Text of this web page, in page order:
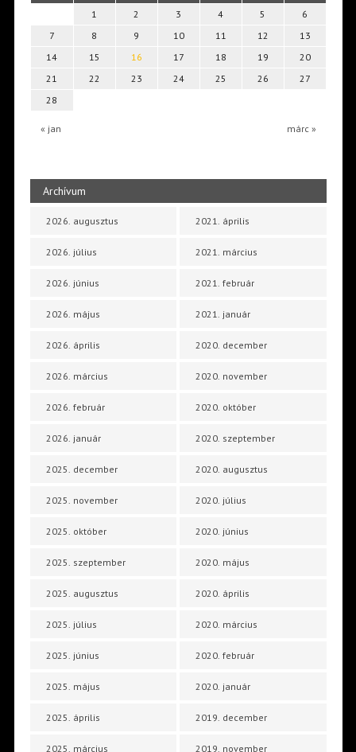
« jan márc »
1 2 3 4 5
6
7
8 9 10 11 12
13
14
15 16 17 18 19
20
21
22 23 24 25 26
27
28
Archívum
2026. augusztus
2026. július
2026. június
2026. május
2026. április
2026. március
2026. február
2026. január
2025. december
2025. november
2025. október
2025. szeptember
2025. augusztus
2025. július
2025. június
2025. május
2025. április
2025. március
2021. április
2021. március
2021. február
2021. január
2020. december
2020. november
2020. október
2020. szeptember
2020. augusztus
2020. július
2020. június
2020. május
2020. április
2020. március
2020. február
2020. január
2019. december
2019. november